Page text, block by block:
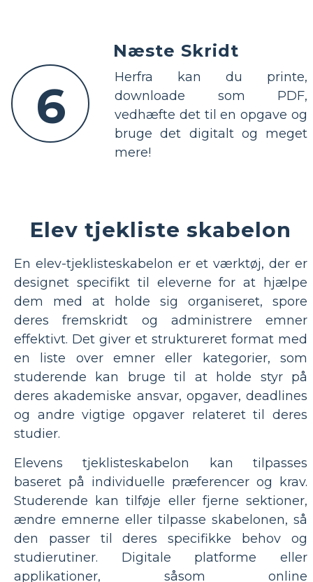
6
Næste Skridt
Herfra kan du printe,
downloade som PDF,
vedhæfte det til en opgave og
bruge det digitalt og meget
mere!
Elev tjekliste skabelon
En elev-tjeklisteskabelon er et værktøj, der er
designet specifikt til eleverne for at hjælpe
dem med at holde sig organiseret, spore
deres fremskridt og administrere emner
effektivt. Det giver et struktureret format med
en liste over emner eller kategorier, som
studerende kan bruge til at holde styr på
deres akademiske ansvar, opgaver, deadlines
og andre vigtige opgaver relateret til deres
studier.
Elevens tjeklisteskabelon kan tilpasses
baseret på individuelle præferencer og krav.
Studerende kan tilføje eller fjerne sektioner,
ændre emnerne eller tilpasse skabelonen, så
den passer til deres specifikke behov og
studierutiner. Digitale platforme eller
applikationer, såsom online